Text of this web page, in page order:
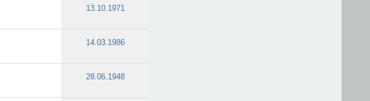
13.10.1971
14.03.1986
28.06.1948